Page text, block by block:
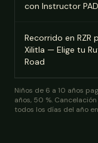
con Instructor
Recorrido en RZR
Xilitla — Elige tu
Road
Niños de 6 a 10 años
años, 50 %.
todos los días del año